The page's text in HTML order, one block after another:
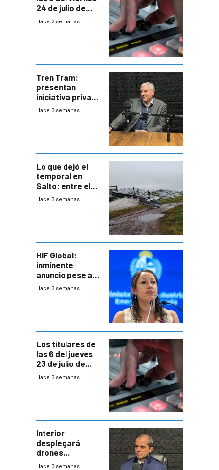
24 de julio de
2026
Hace 2 semanas
Tren Tram:
presentan
iniciativa privada
para una red de
Hace 3 semanas
Lo que dejó el
temporal en
Salto: entre el
impacto
Hace 3 semanas
HIF Global:
inminente
anuncio pese a
declaración de
gobierno
Hace 3 semanas
Los titulares de
las 6 del jueves
23 de julio de
2026
Hace 3 semanas
Interior
desplegará
drones
autónomos para
Hace 3 semanas